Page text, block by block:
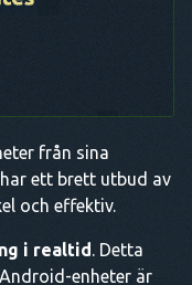
från sina
ett brett utbud av
och effektiv.
i realtid . Detta
enheter är